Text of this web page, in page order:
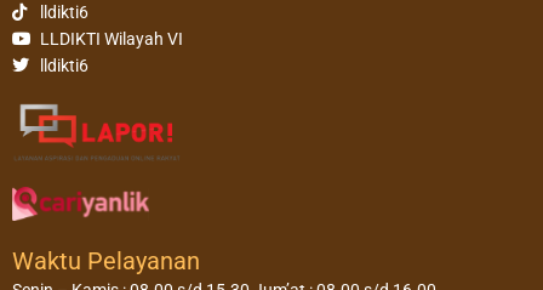
lldikti6
LLDIKTI Wilayah VI
lldikti6
Waktu Pelayanan